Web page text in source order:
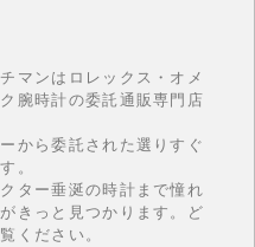
マンはロレックス・オメ
腕時計の委託通販専門店
から委託された選りすぐ
。
ター垂涎の時計まで憧れ
きっと見つかります。ど
ください。